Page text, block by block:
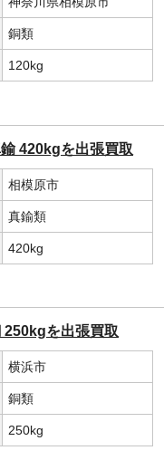
銅類
120kg
420kgを出張買取
相模原市
真鍮類
420kg
250kgを出張買取
横浜市
銅類
250kg